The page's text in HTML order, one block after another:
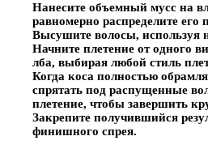
Нанесите объемный мусс на
равномерно распределите его
Высушите волосы, используя
Начните плетение от одного
лба, выбирая любой стиль
Когда коса полностью
спрятать под распущенные
плетение, чтобы завершить
Закрепите получившийся
финишного спрея.